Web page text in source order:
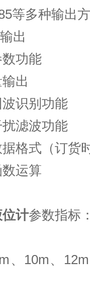
等多种输出
出
功能
模拟量
识别功能
定干扰滤
数据格式（
运算
计参数指标
、10m、